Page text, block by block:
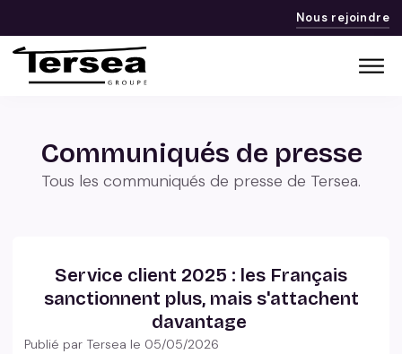
Nous rejoindre
Communiqués de presse
Tous les communiqués de presse de Tersea.
Service client 2025 : les Français
sanctionnent plus, mais s'attachent
davantage
Publié par Tersea le 05/05/2026